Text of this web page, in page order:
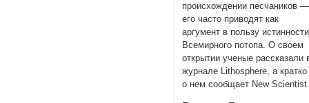
происхождении песчаников —
его часто приводят как
аргумент в пользу истинности
Всемирного потопа. О своем
открытии ученые рассказали
журнале Lithosphere, а кратко
о нем сообщает New